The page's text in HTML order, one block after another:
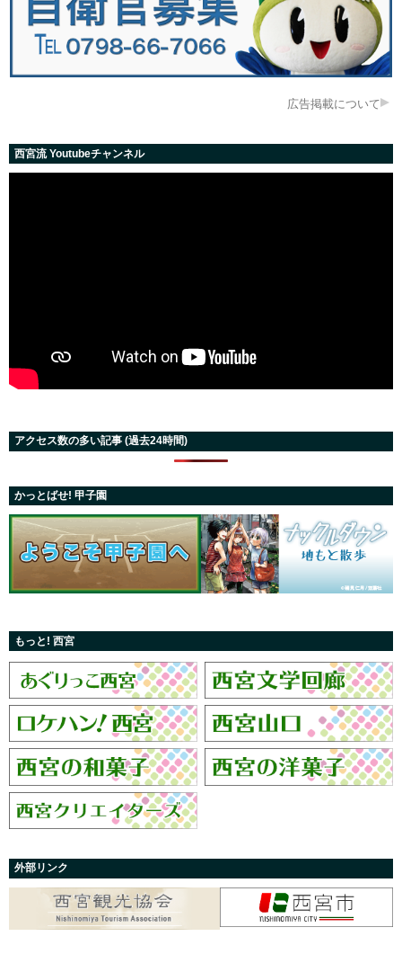
広告掲載について
西宮流 Youtubeチャンネル
アクセス数の多い記事 (過去24時間)
かっとばせ! 甲子園
もっと! 西宮
外部リンク